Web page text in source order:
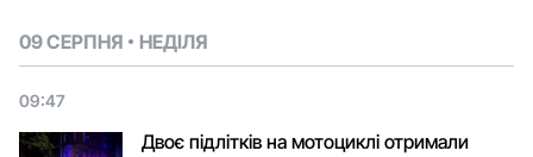
09 СЕРПНЯ НЕДІЛЯ
09:47
Двоє підлітків на мотоциклі отримали